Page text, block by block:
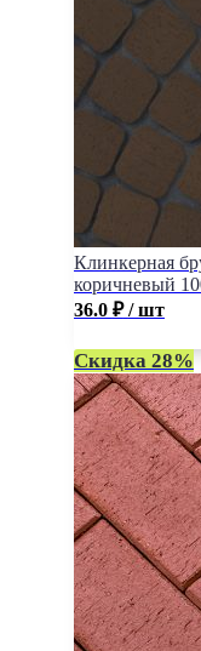
Клинкерная
коричневый
36.0 ₽ / шт
Скидка 28%